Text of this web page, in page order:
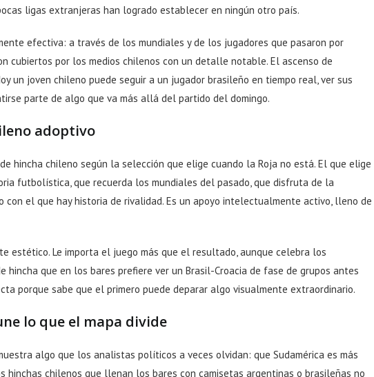
ligas extranjeras han logrado establecer en ningún otro país.
efectiva: a través de los mundiales y de los jugadores que pasaron por
cubiertos por los medios chilenos con un detalle notable. El ascenso de
un joven chileno puede seguir a un jugador brasileño en tiempo real, ver sus
parte de algo que va más allá del partido del domingo.
adoptivo
hincha chileno según la selección que elige cuando la Roja no está. El que elige
futbolística, que recuerda los mundiales del pasado, que disfruta de la
con el que hay historia de rivalidad. Es un apoyo intelectualmente activo, lleno de
estético. Le importa el juego más que el resultado, aunque celebra los
hincha que en los bares prefiere ver un Brasil-Croacia de fase de grupos antes
porque sabe que el primero puede deparar algo visualmente extraordinario.
lo que el mapa divide
algo que los analistas políticos a veces olvidan: que Sudamérica es más
hinchas chilenos que llenan los bares con camisetas argentinas o brasileñas no